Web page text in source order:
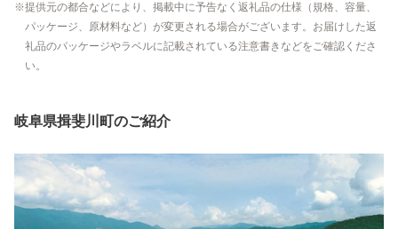
提供元の都合などにより、掲載中に予告なく返礼品の仕様（規格、容量、
パッケージ、原材料など）が変更される場合がございます。お届けした返
礼品のパッケージやラベルに記載されている注意書きなどをご確認くださ
い。
岐阜県揖斐川町のご紹介